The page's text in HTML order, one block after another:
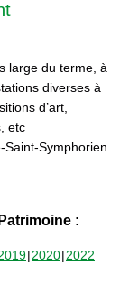
large du terme, à
diverses à
d’art,
etc
Symphorien
:
2020 2022